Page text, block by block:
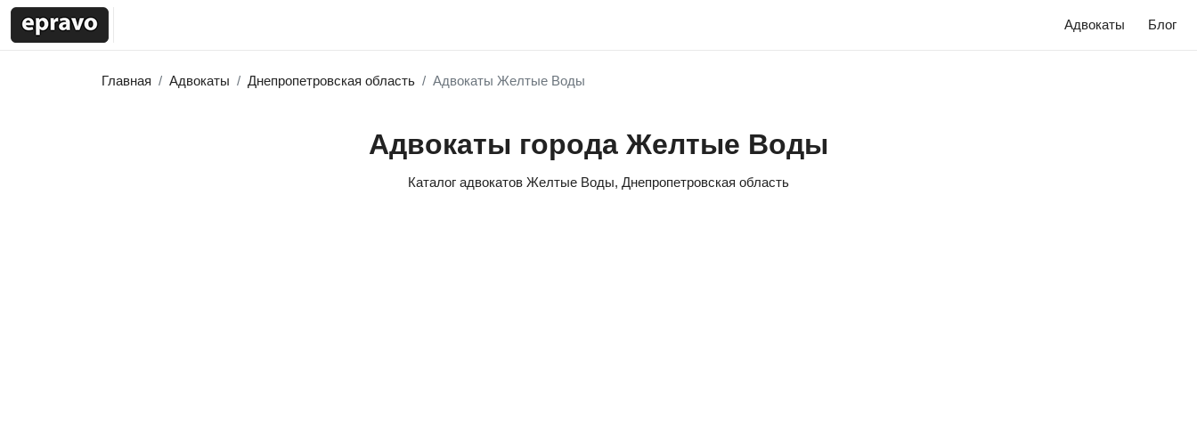
Адвокаты Блог
Главная Адвокаты Днепропетровская область Адвокаты Желтые Воды
Адвокаты города Желтые Воды
Каталог адвокатов Желтые Воды, Днепропетровская область